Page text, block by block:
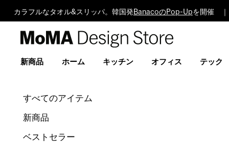
カラフルなタオル&スリッパ。韓国発 BanacoのPop-Upを開催
Design
新商品 ホーム キッチン オフィス テック
すべてのアイテム
新商品
ベストセラー